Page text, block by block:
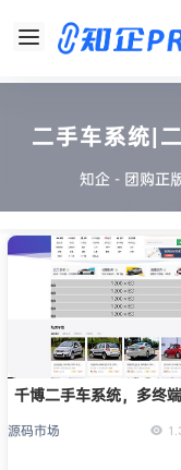
二手车系统|
知企 - 团购正
千博二手车系统，多终
源码市场